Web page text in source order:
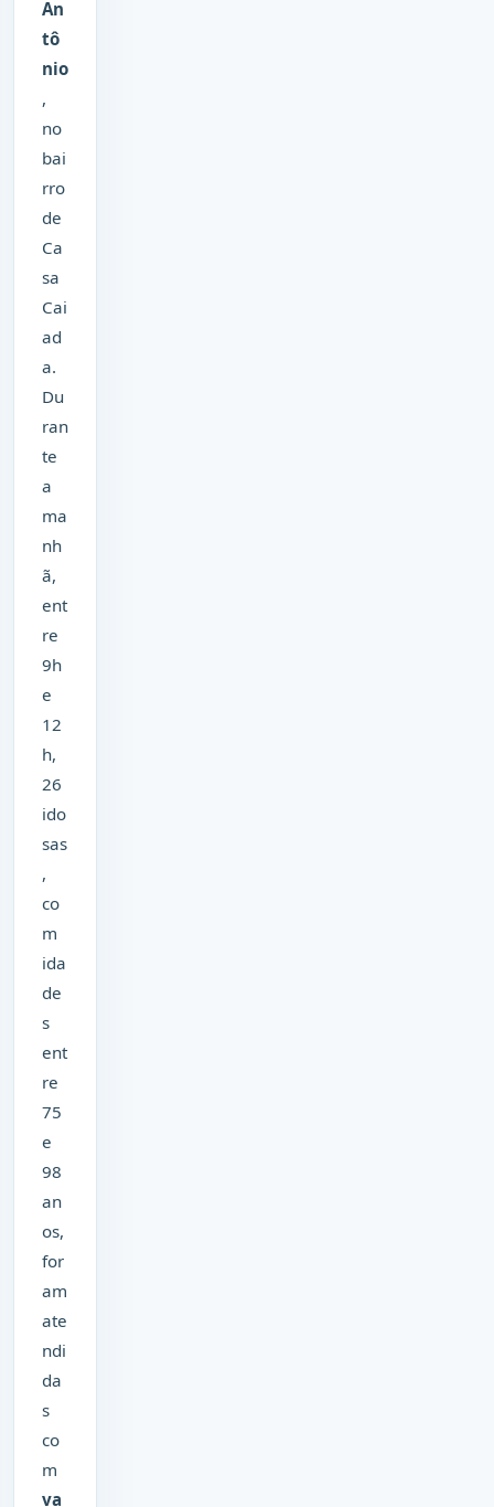
An
tô
nio
,
no
bai
rro
de
Ca
sa
Cai
ad
a.
Du
ran
te
a
ma
nh
ã,
ent
re
9h
e
12
h,
26
ido
sas
,
co
m
ida
de
s
ent
re
75
e
98
an
os,
for
am
ate
ndi
da
s
co
m
va